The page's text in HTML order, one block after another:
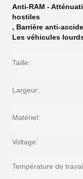
Anti-RAM -
hostiles
, Barrière anti-
Les véhicules
Taille:
Largeur:
Matériel:
Voltage:
Température de